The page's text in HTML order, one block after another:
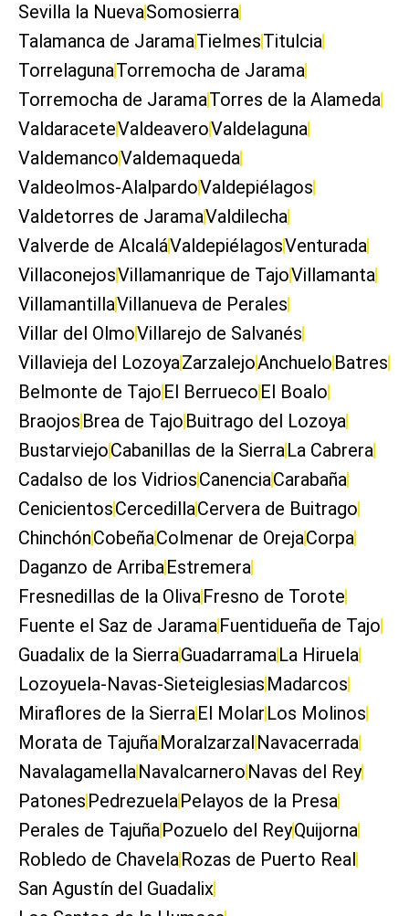
Sevilla la NuevaSomosierra
Talamanca de JaramaTielmesTitulcia
TorrelagunaTorremocha de Jarama
Torremocha de JaramaTorres de la Alameda
ValdaraceteValdeaveroValdelaguna
ValdemancoValdemaqueda
Valdeolmos-AlalpardoValdepiélagos
Valdetorres de JaramaValdilecha
Valverde de AlcaláValdepiélagosVenturada
VillaconejosVillamanrique de TajoVillamanta
VillamantillaVillanueva de Perales
Villar del OlmoVillarejo de Salvanés
Villavieja del LozoyaZarzalejoAnchuelo Batres
Belmonte de Tajo El Berrueco El Boalo
Braojos Brea de Tajo Buitrago del Lozoya
BustarviejoCabanillas de la Sierra La Cabrera
Cadalso de los VidriosCanenciaCarabaña
CenicientosCercedillaCervera de Buitrago
ChinchónCobeñaColmenar de OrejaCorpa
Daganzo de Arriba Estremera
Fresnedillas de la Oliva Fresno de Torote
Fuente el Saz de Jarama Fuentidueña de Tajo
Guadalix de la SierraGuadarrama La Hiruela
Lozoyuela-Navas-Sieteiglesias Madarcos
Miraflores de la Sierra El Molar Los Molinos
Morata de Tajuña Moralzarzal Navacerrada
Navalagamella Navalcarnero Navas del Rey
Patones Pedrezuela Pelayos de la Presa
Perales de Tajuña Pozuelo del ReyQuijorna
Robledo de Chavela Rozas de Puerto Real
San Agustín del Guadalix